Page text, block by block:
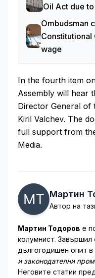
Oil Act due
Ombudsman
Constitutional
wage
In the fourth item
Assembly will hear
Director General of
Kiril Valchev. The
full support from
Media.
Мартин
Автор на
Мартин Тодоров е
колумнист. Завършил
дългогодишен опит в
и законодателни
Неговите статии